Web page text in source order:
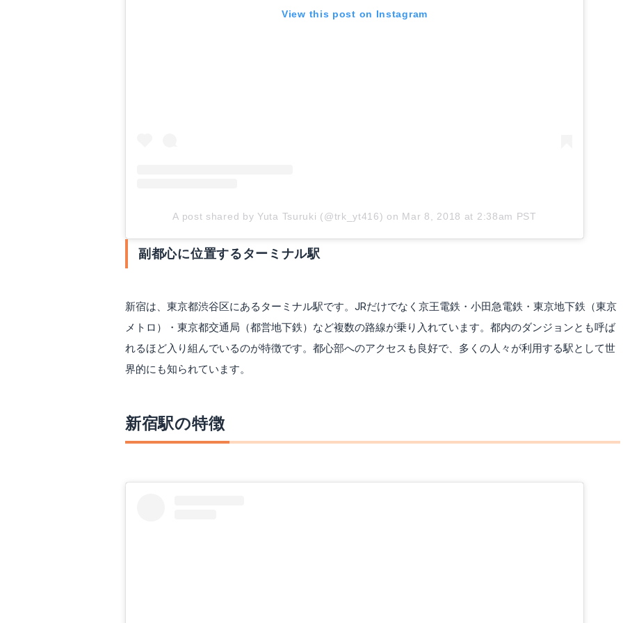
View this post on Instagram
A post shared by Yuta Tsuruki (@trk_yt416) on Mar 8, 2018 at 2:38am PST
副都心に位置するターミナル駅
新宿は、東京都渋谷区にあるターミナル駅です。JRだけでなく京王電鉄・小田急電鉄・東京地下鉄（東京
メトロ）・東京都交通局（都営地下鉄）など複数の路線が乗り入れています。都内のダンジョンとも呼ば
れるほど入り組んでいるのが特徴です。都心部へのアクセスも良好で、多くの人々が利用する駅として世
界的にも知られています。
新宿駅の特徴